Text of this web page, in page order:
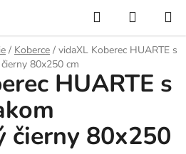
Hľadať
KOŠÍK
/ Koberce / vidaXL Koberec HUARTE s
80x250 cm
HUARTE s
čierny 80x250